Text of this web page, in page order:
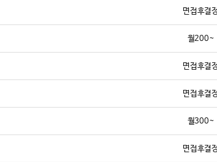
Goes Global: Canada’s Dynamic Taekwondo
스미디어 = 무카스 박규태 PD ㅣ pd@mookas.com]
무카스미디어 / http://www.mookas.com 무단전재 및 재배포 금
면접후결
월200~
면접후결
면접후결
월300~
면접후결